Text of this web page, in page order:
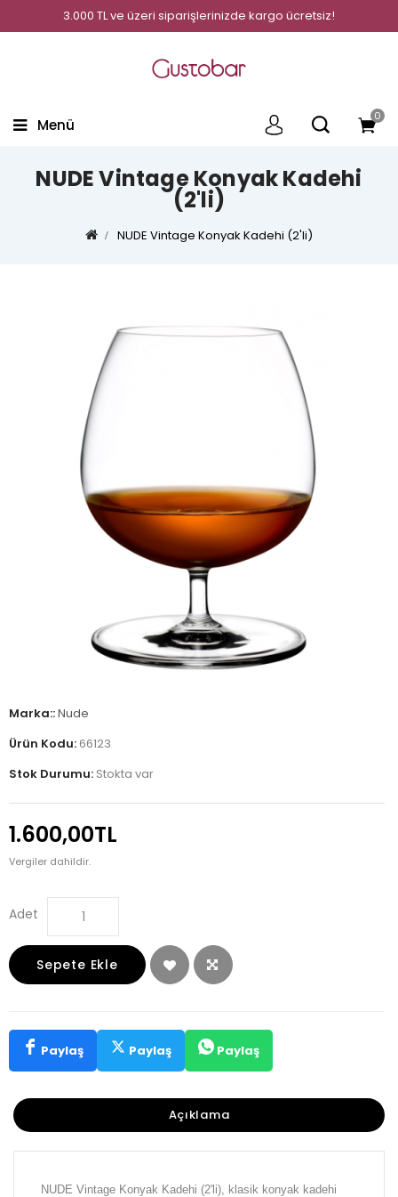
3.000 TL ve üzeri siparişlerinizde kargo ücretsiz!
0
Menü
NUDE Vintage Konyak Kadehi
(2'li)
NUDE Vintage Konyak Kadehi (2'li)
Marka::Nude
Ürün Kodu: 66123
Stok Durumu: Stokta var
1.600,00TL
Vergiler dahildir.
Adet
Sepete Ekle
Paylaş Paylaş Paylaş
Açıklama
NUDE Vintage Konyak Kadehi (2'li), klasik konyak kadehi